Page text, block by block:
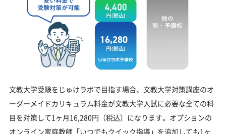
16,280
文教大学受験をじゅけラボで目指す場合、文教大学対策講座のオ
ーダーメイドカリキュラム料金が文教大学入試に必要な全ての科
目を対策して1ヶ月16,280円（税込）になります。オプションの
オンライン家庭教師「いつでもクイック指導」を追加しても1ヶ